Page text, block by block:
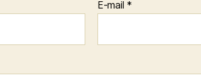
E-mail *